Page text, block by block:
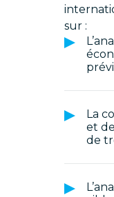
sur :
La
et
de